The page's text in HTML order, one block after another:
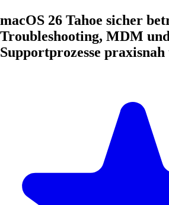
macOS 26 Tahoe sicher
Troubleshooting, MDM
Supportprozesse